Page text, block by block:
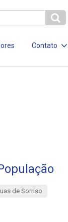
Contato
de Sorriso